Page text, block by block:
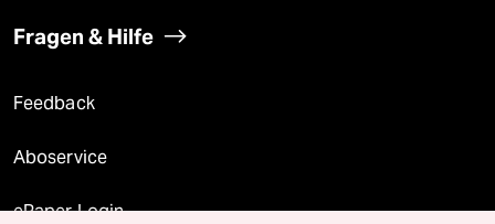
Fragen & Hilfe
Feedback
Aboservice
ePaper Login